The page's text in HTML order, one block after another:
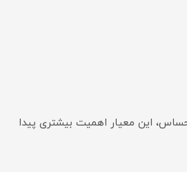
حساس، این معیار اهمیت بیشتری پیدا